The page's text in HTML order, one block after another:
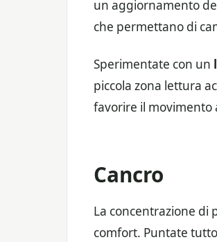
un aggiornamento
che permettano di
Sperimentate con un
piccola zona lettura
favorire il movimento
Cancro
La concentrazione di
comfort. Puntate